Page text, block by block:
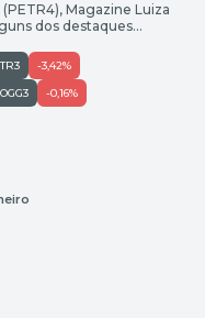
Magazine Luiza
dos destaques
52,4 bilhões no 2T26 e
reportou lucro líquido
de 2026 (2T26),
-3,42%
-0,16%